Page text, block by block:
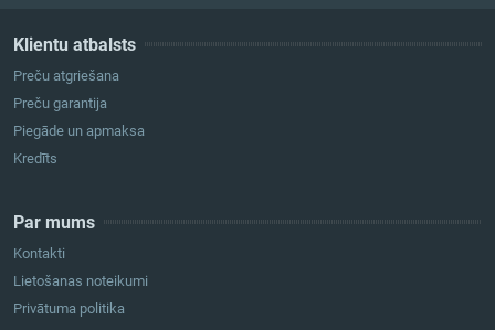
Klientu atbalsts
Preču atgriešana
Preču garantija
Piegāde un apmaksa
Kredīts
Par mums
Kontakti
Lietošanas noteikumi
Privātuma politika